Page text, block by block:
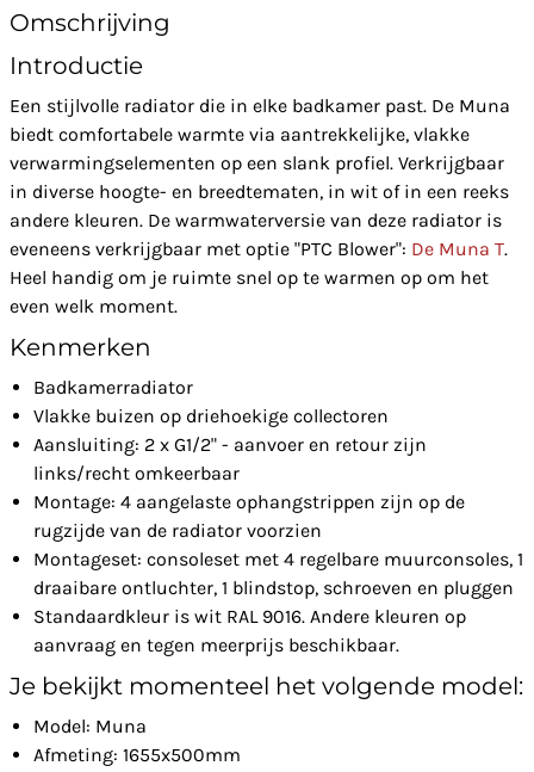
Omschrijving
Introductie
Een stijlvolle radiator die in elke badkamer past. De Muna
biedt comfortabele warmte via aantrekkelijke, vlakke
verwarmingselementen op een slank profiel. Verkrijgbaar
in diverse hoogte- en breedtematen, in wit of in een reeks
andere kleuren. De warmwaterversie van deze radiator is
eveneens verkrijgbaar met optie "PTC Blower": De Muna T.
Heel handig om je ruimte snel op te warmen op om het
even welk moment.
Kenmerken
Badkamerradiator
Vlakke buizen op driehoekige collectoren
Aansluiting: 2 x G1/2" - aanvoer en retour zijn
links/recht omkeerbaar
Montage: 4 aangelaste ophangstrippen zijn op de
rugzijde van de radiator voorzien
Montageset: consoleset met 4 regelbare muurconsoles, 1
draaibare ontluchter, 1 blindstop, schroeven en pluggen
Standaardkleur is wit RAL 9016. Andere kleuren op
aanvraag en tegen meerprijs beschikbaar.
Je bekijkt momenteel het volgende model:
Model: Muna
Afmeting: 1655x500mm